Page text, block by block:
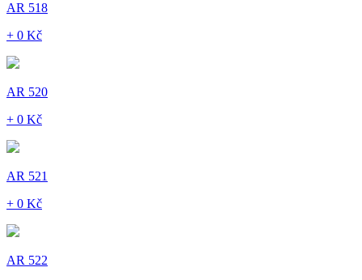
AR 518
+ 0 Kč
AR 520
+ 0 Kč
AR 521
+ 0 Kč
AR 522